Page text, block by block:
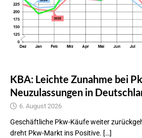
KBA: Leichte Zunahme bei
Neuzulassungen in
6. August 2026
Geschäftliche Pkw-Käufe weiter
dreht Pkw-Markt ins Positive. […]